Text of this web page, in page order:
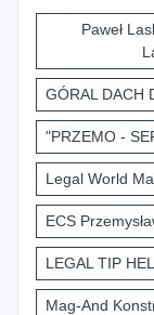
Paweł
GÓRAL DACH
"PRZEMO -
Legal World
ECS
LEGAL TIP
Mag-And